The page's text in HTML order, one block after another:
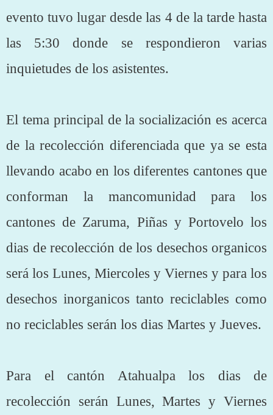
evento tuvo lugar desde las 4 de la tarde hasta
las 5:30 donde se respondieron varias
inquietudes de los asistentes.
El tema principal de la socialización es acerca
de la recolección diferenciada que ya se esta
llevando acabo en los diferentes cantones que
conforman la mancomunidad para los
cantones de Zaruma, Piñas y Portovelo los
dias de recolección de los desechos organicos
será los Lunes, Miercoles y Viernes y para los
desechos inorganicos tanto reciclables como
no reciclables serán los dias Martes y Jueves.
Para el cantón Atahualpa los dias de
recolección serán Lunes, Martes y Viernes